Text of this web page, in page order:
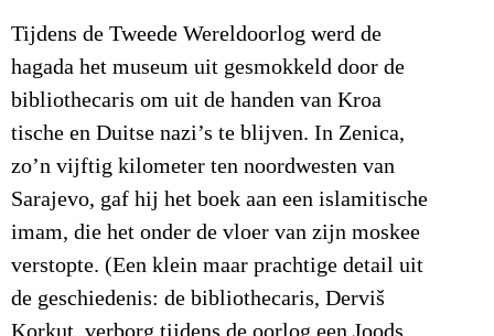
Tijdens de Tweede Wereldoorlog werd de
hagada het museum uit gesmokkeld door de
bibliothecaris om uit de handen van Kroa
tische en Duitse nazi’s te blijven. In Zenica,
zo’n vijftig kilometer ten noordwesten van
Sarajevo, gaf hij het boek aan een islamitische
imam, die het onder de vloer van zijn moskee
verstopte. (Een klein maar prachtige detail uit
de geschiedenis: de bibliothecaris, Derviš